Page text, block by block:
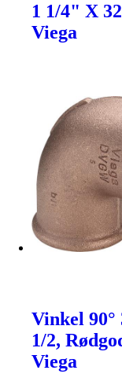
1 1/4" X
Viega
Vinkel 90°
1/2,
Viega